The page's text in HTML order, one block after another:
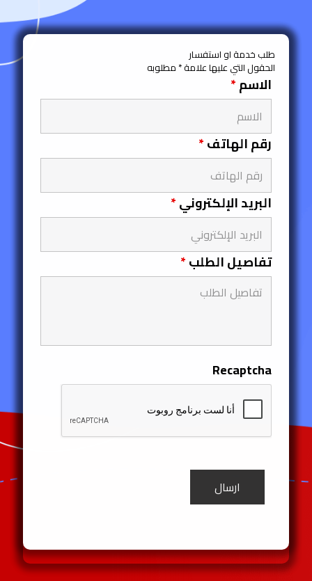
طلب خدمة او استفسار
الحقول التي عليها علامة * مطلوبه
الاسم*
رقم الهاتف*
البريد الإلكتروني*
تفاصيل الطلب*
Recaptcha